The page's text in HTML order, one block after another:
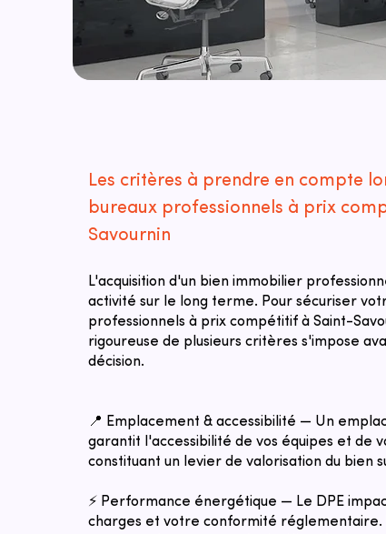
Les critères à prendre en compte
bureaux professionnels à prix
Savournin
L'acquisition d'un bien immobilier
activité sur le long terme. Pour sécuriser
professionnels à prix compétitif à Saint-
rigoureuse de plusieurs critères s'impose
décision.
📍 Emplacement & accessibilité — Un
garantit l'accessibilité de vos équipes et de
constituant un levier de valorisation du bien
⚡ Performance énergétique — Le DPE
charges et votre conformité réglementaire.